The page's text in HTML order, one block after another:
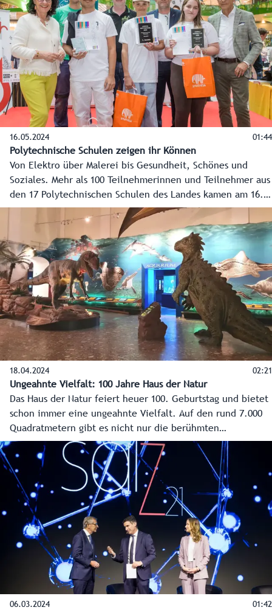
Spiel Escape Fake 2.0.
16.05.2024 01:44
Polytechnische Schulen zeigen ihr Können
Von Elektro über Malerei bis Gesundheit, Schönes und
Soziales. Mehr als 100 Teilnehmerinnen und Teilnehmer aus
den 17 Polytechnischen Schulen des Landes kamen am 16.
Mai 2024 im Europark in der Landeshauptstadt zusammen,
um im sportlichen Wettkampf die Sieger in acht
Fachbereichen zu küren.
18.04.2024 02:21
Ungeahnte Vielfalt: 100 Jahre Haus der Natur
Das Haus der Natur feiert heuer 100. Geburtstag und bietet
schon immer eine ungeahnte Vielfalt. Auf den rund 7.000
Quadratmetern gibt es nicht nur die berühmten
Dinosaurier, sondern auch zum Beispiel faszinierende
Unterwasserwelten, Dioramen mit heimischen Tieren,
Schwerpunkte wie die Evolution oder auch das Science
Center und die Weltraumhalle.
06.03.2024 01:42